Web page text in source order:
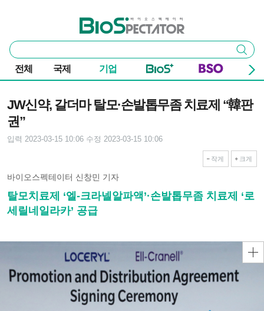
바이오스펙테이터
통
합
검
색
검색
전체 국제 기업
JW신약, 갈더마 탈모·손발톱무좀 치료제 “韓판
권”
입력 2023-03-15 10:06 수정 2023-03-15 10:06
작게 크게
바이오스펙테이터 신창민 기자
탈모치료제 ‘엘-크라넬알파액’·손발톱무좀 치료제 ‘로
세릴네일라카’ 공급